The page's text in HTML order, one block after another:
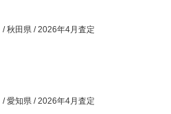
/秋田県 /2026年4月査定
/愛知県 /2026年4月査定